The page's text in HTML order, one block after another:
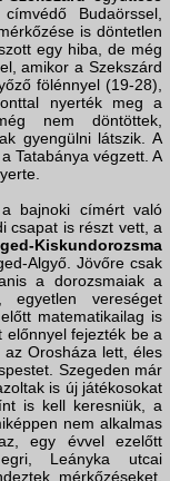
Budaörssel,
is döntetlen
egy hiba, de még
amikor a Szekszárd
fölénnyel (19-28),
nyerték meg a
nem döntöttek,
gyengülni látszik. A
Tatabánya végzett. A
bajnoki címért való
csapat is részt vett, a
Kiskundorozsma
Algyő. Jövőre csak
a dorozsmaiak a
egyetlen vereséget
matematikailag is
előnnyel fejezték be a
az Orosháza lett, éles
Szegeden már
is új játékosokat
is kell keresniük, a
nem alkalmas
egy évvel ezelőtt
Leányka utcai
mérkőzéseket,